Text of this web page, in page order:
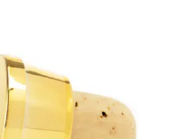
spirits...